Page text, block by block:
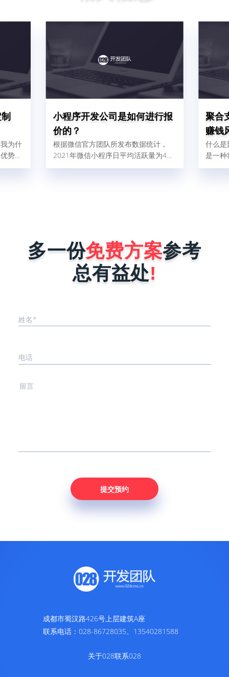
为什
势：
一个
小程序开发公司是如何进行报
价的？
根据微信官方团队所发布数据统计，
2021年微信小程序日平均活跃量为4、
5亿人，这比2020年增加了32%，由此
进行报价时，完全是按照企业小程序需
求来决定，具体报价影响因素有以下这
几点。1、小程序的功能确定不同行
聚合
赚钱
什么
是一
的支
多一份免费方案参考
总有益处!
姓名*
电话
成都市蜀汉路426号上层建筑A座
联系电话：028-86728035、13540281588
关于028联系028